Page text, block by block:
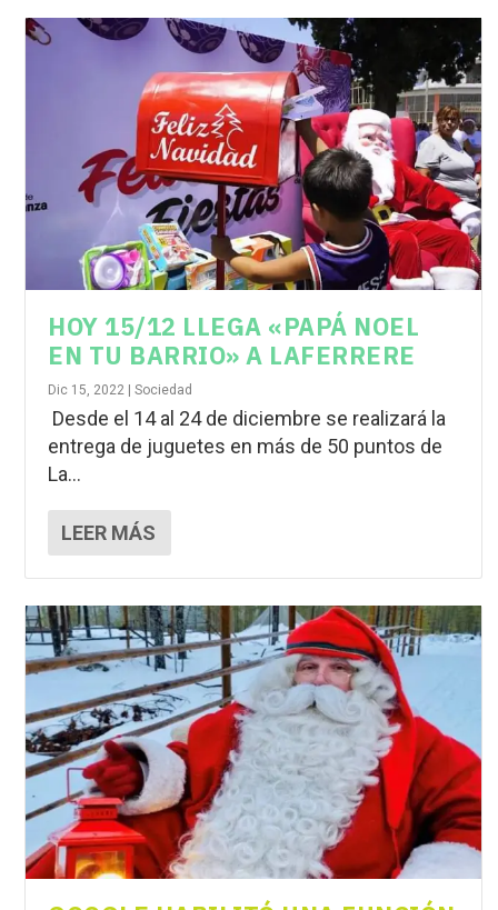
HOY 15/12 LLEGA «PAPÁ NOEL
EN TU BARRIO» A LAFERRERE
Dic 15, 2022 |Sociedad
Desde el 14 al 24 de diciembre se realizará la
entrega de juguetes en más de 50 puntos de
La...
LEER MÁS